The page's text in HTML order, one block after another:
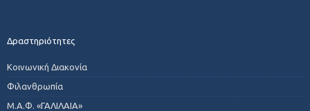
Δραστηριότητες
Κοινωνική Διακονία
Φιλανθρωπία
Μ.Α.Φ. «ΓΑΛΙΛΑΙΑ»